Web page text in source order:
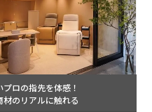
ロの指先を体感！
のリアルに触れる